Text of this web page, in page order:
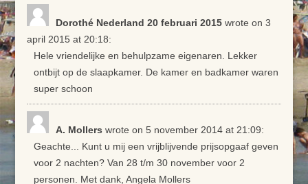
Dorothé Nederland 20 februari 2015 wrote on 3
april 2015at 20:18:
Hele vriendelijke en behulpzame eigenaren. Lekker
ontbijt op de slaapkamer. De kamer en badkamer waren
super schoon
A. Mollers wrote on 5 november 2014at 21:09:
Geachte... Kunt u mij een vrijblijvende prijsopgaaf geven
voor 2 nachten? Van 28 t/m 30 november voor 2
personen. Met dank, Angela Mollers